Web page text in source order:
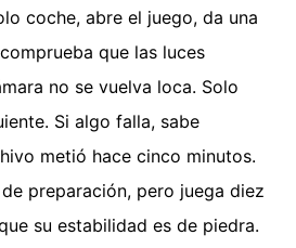
coche, abre el juego, da una
que las luces
no se vuelva loca. Solo
Si algo falla, sabe
metió hace cinco minutos.
preparación, pero juega diez
su estabilidad es de piedra.